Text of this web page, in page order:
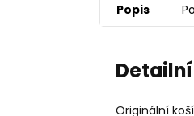
Popis
Originální